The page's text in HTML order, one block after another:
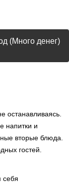
(Много денег)
останавливаясь.
напитки и
вторые блюда.
гостей.
себя